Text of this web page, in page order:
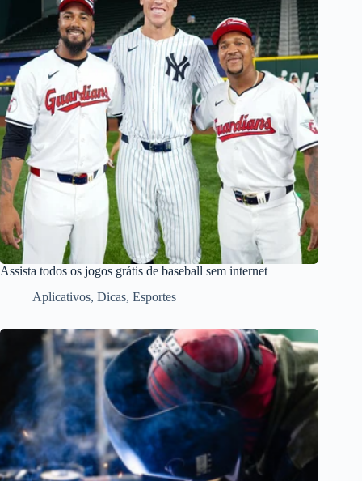
Assista todos os jogos grátis de baseball sem internet
Aplicativos, Dicas, Esportes